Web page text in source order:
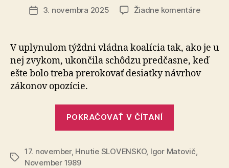
Dátum3. novembra 2025 Žiadne komentárena
dajme
ľuďom
nádej
V uplynulom týždni vládna koalícia tak, ako je u
nej zvy­kom, ukončila schôdzu predčasne, keď
ešte bolo treba pre­ro­ko­vať desiatky návrhov
zákonov opozície.
POKRAČOVAŤ V ČÍTANÍ
ľuďom
Značky
17. november, Hnutie SLOVENSKO, Igor Matovič
November 1989